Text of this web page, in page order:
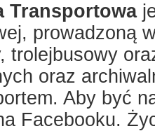
Transportowa
prowadzoną
trolejbusowy
oraz
Aby być
Facebooku.